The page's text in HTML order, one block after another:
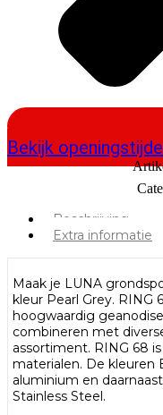
Bekijk
Beschrijving
Extra informatie
Maak je LUNA
kleur Pearl Grey. RING
hoogwaardig
combineren met
assortiment. RING 68
materialen. De kleuren
aluminium en
Stainless Steel.